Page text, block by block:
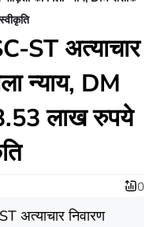
ST अत्याचार
न्याय, DM
लाख रुपये
0
अत्याचार निवारण